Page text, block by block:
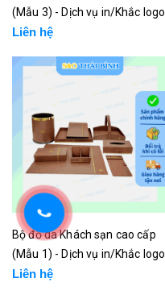
(Mẫu 3) - Dịch vụ in/Khắc logo
Liên hệ
Bộ đồ da Khách sạn cao cấp
(Mẫu 1) - Dịch vụ in/Khắc logo
Liên hệ